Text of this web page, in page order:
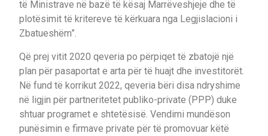
të Ministrave në bazë të kësaj Marrëveshjeje dhe të
plotësimit të kritereve të kërkuara nga Legjislacioni i
Zbatueshëm”.
Që prej vitit 2020 qeveria po përpiqet të zbatojë një
plan për pasaportat e arta për të huajt dhe investitorët.
Në fund të korrikut 2022, qeveria bëri disa ndryshime
në ligjin për partneritetet publiko-private (PPP) duke
shtuar programet e shtetësisë. Vendimi mundëson
punësimin e firmave private për të promovuar këtë